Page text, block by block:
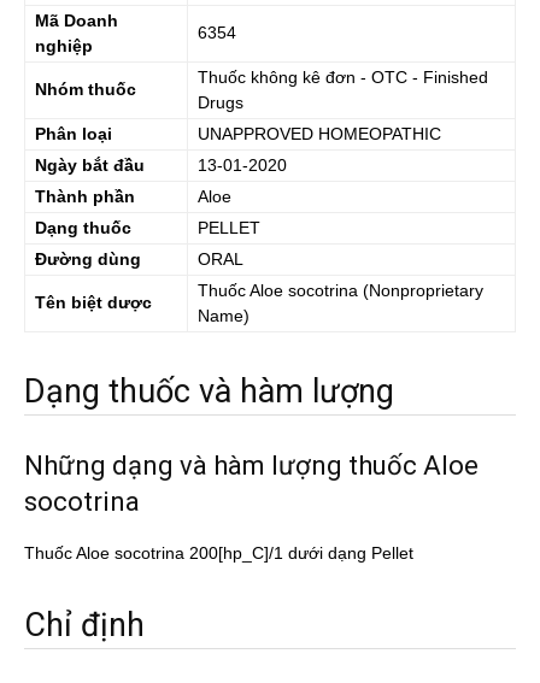
Mã Doanh
nghiệp
6354
Nhóm thuốc
Thuốc không kê đơn - OTC - Finished
Drugs
Phân loại
UNAPPROVED HOMEOPATHIC
Ngày bắt đầu
13-01-2020
Thành phần
Aloe
Dạng thuốc
PELLET
Đường dùng
ORAL
Tên biệt dược
ThuốcAloe socotrina (Nonproprietary
Name)
Dạng thuốc và hàm lượng
Những dạng và hàm lượng thuốc Aloe
socotrina
Thuốc Aloe socotrina 200[hp_C]/1 dưới dạng Pellet
Chỉ định